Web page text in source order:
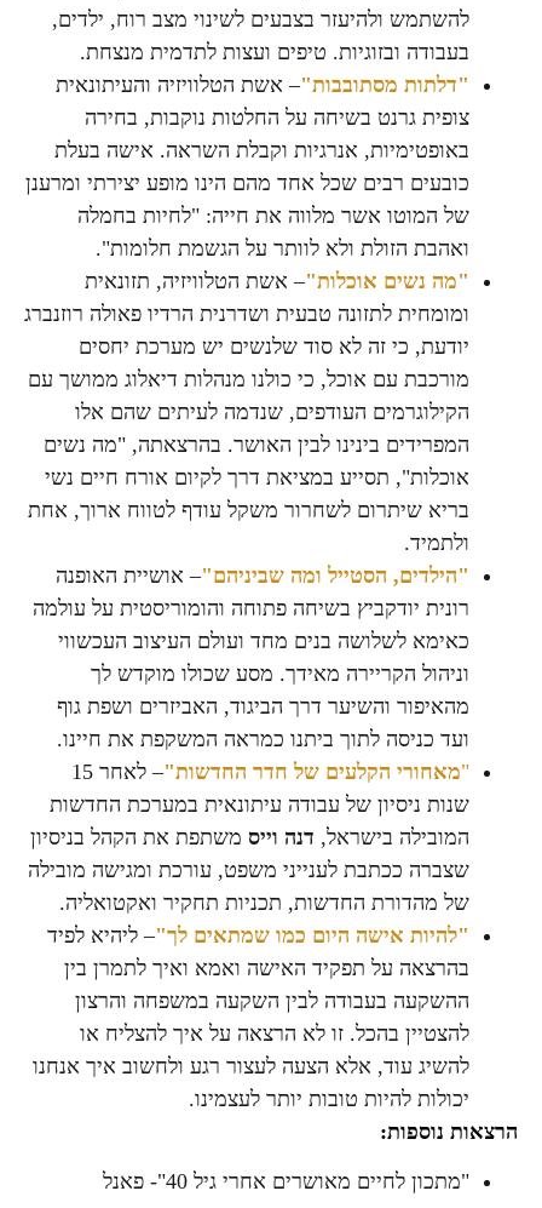
להשתמש ולהיעזר בצבעים לשינוי מצב רוח, ילדים,
בעבודה ובזוגיות. טיפים ועצות לתדמית מנצחת.
"דלתות מסתובבות"– אשת הטלוויזיה והעיתונאית
צופית גרנט בשיחה על החלטות נוקבות, בחירה
באופטימיות, אנרגיות וקבלת השראה. אישה בעלת
כובעים רבים שכל אחד מהם הינו מופע יצירתי ומרענן
של המוטו אשר מלווה את חייה: "לחיות בחמלה
ואהבת הזולת ולא לוותר על הגשמת חלומות".
"מה נשים אוכלות"– אשת הטלוויזיה, תזונאית
ומומחית לתזונה טבעית ושדרנית הרדיו פאולה רוזנברג
יודעת, כי זה לא סוד שלנשים יש מערכת יחסים
מורכבת עם אוכל, כי כולנו מנהלות דיאלוג ממושך עם
הקילוגרמים העודפים, שנדמה לעיתים שהם אלו
המפרידים בינינו לבין האושר. בהרצאתה, "מה נשים
אוכלות", תסייע במציאת דרך לקיום אורח חיים נשי
בריא שיתרום לשחרור משקל עודף לטווח ארוך, אחת
ולתמיד.
"הילדים, הסטייל ומה שביניהם"– אושיית האופנה
רונית יודקביץ בשיחה פתוחה והומוריסטית על עולמה
כאימא לשלושה בנים מחד ועולם העיצוב העכשווי
וניהול הקריירה מאידך. מסע שכולו מוקדש לך
מהאיפור והשיער דרך הביגוד, האביזרים ושפת גוף
ועד כניסה לתוך ביתנו כמראה המשקפת את חיינו.
"מאחורי הקלעים של חדר החדשות"
– לאחר 15
שנות ניסיון של עבודה עיתונאית במערכת החדשות
המובילה בישראל,דנה וייסמשתפת את הקהל בניסיון
שצברה ככתבת לענייני משפט, עורכת ומגישה מובילה
של מהדורת החדשות, תכניות תחקיר ואקטואליה.
"להיות אישה היום כמו שמתאים לך"– ליהיא לפיד
בהרצאה על תפקיד האישה ואמא ואיך לתמרן בין
ההשקעה בעבודה לבין השקעה במשפחה והרצון
להצטיין בהכל. זו לא הרצאה על איך להצליח או
להשיג עוד, אלא הצעה לעצור רגע ולחשוב איך אנחנו
יכולות להיות טובות יותר לעצמינו.
הרצאות נוספות:
"מתכון לחיים מאושרים אחרי גיל 40"- פאנל